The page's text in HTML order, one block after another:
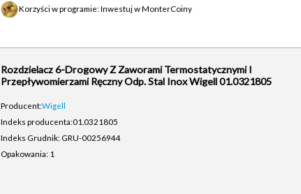
Korzyści w programie: Inwestuj w MonterCoiny
Rozdzielacz 6-Drogowy Z Zaworami Termostatycznymi I
Przepływomierzami Ręczny Odp. Stal Inox Wigell 01.0321805
Producent:Wigell
Indeks producenta:01.0321805
Indeks Grudnik: GRU-00256944
Opakowania: 1